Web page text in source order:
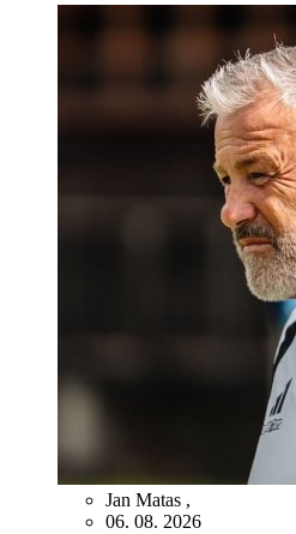
Jan Matas ,
06. 08. 2026